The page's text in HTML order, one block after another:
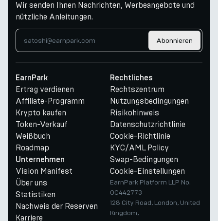
Wir senden Ihnen Nachrichten, Werbeangebote und
nützliche Anleitungen.
Abonnieren
EarnPark
Ertrag verdienen
Affiliate-Programm
Krypto kaufen
Token-Verkauf
Weißbuch
Roadmap
Unternehmen
Vision Manifest
Über uns
Statistiken
Nachweis der Reserven
Karriere
Rechtliches
Rechtszentrum
Nutzungsbedingungen
Risikohinweis
Datenschutzrichtlinie
Cookie-Richtlinie
KYC/AML Policy
Swap-Bedingungen
Cookie-Einstellungen
EarnPark Platform LLP No.
OC442773
128 City Road, London, United
Kingdom,